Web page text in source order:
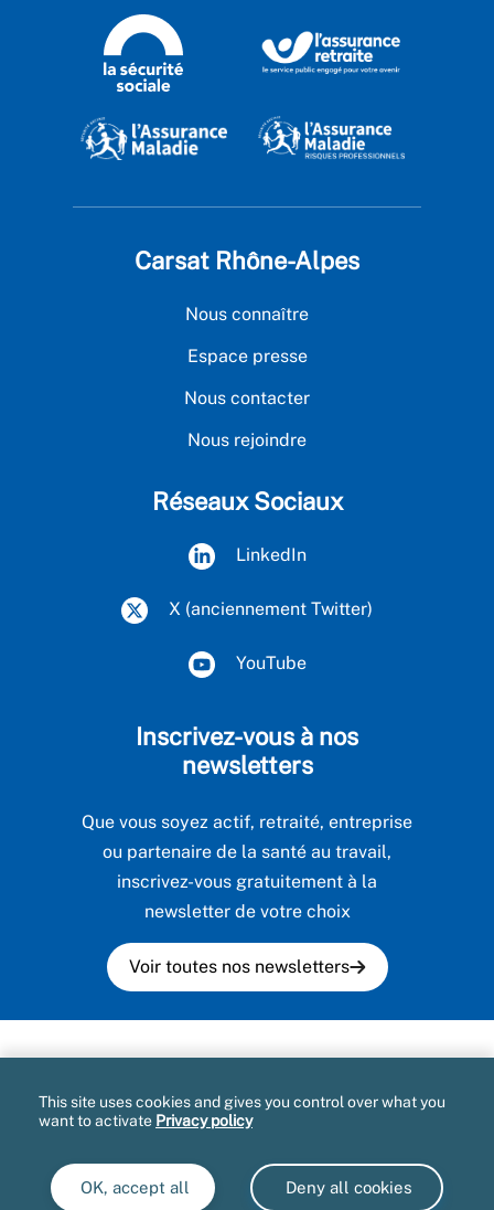
Carsat Rhône-Alpes
Nous connaître
Espace presse
Nous contacter
Nous rejoindre
Réseaux Sociaux
LinkedIn
X (anciennement Twitter)
YouTube
Inscrivez-vous à nos
newsletters
Que vous soyez actif, retraité, entreprise
ou partenaire de la santé au travail,
inscrivez-vous gratuitement à la
newsletter de votre choix
Voir toutes nos newsletters
Mentions légales et CGU
Informatique et libertés
This site uses cookies and gives you control over what you
want to activate Privacy policy
OK, accept all Deny all cookies